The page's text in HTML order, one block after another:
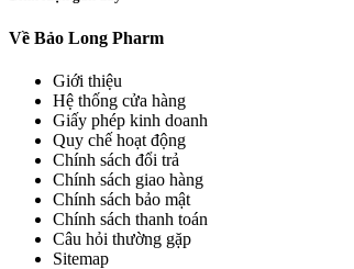
Về Bảo Long Pharm
Giới thiệu
Hệ thống cửa hàng
Giấy phép kinh doanh
Quy chế hoạt động
Chính sách đổi trả
Chính sách giao hàng
Chính sách bảo mật
Chính sách thanh toán
Câu hỏi thường gặp
Sitemap